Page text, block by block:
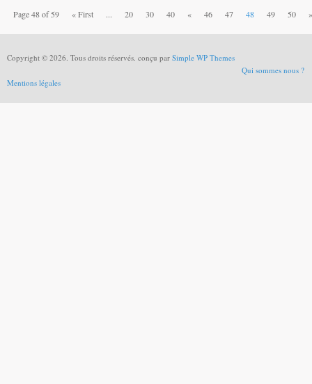
Page 48 of 59 « First ... 20 30 40 « 46 47 48 49 50 »
Copyright © 2026. Tous droits réservés. conçu par Simple WP Themes
Qui sommes nous ?
Mentions légales